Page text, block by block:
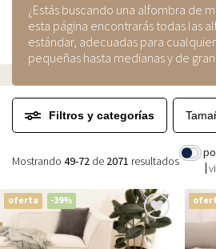
¿Estás buscando una alfombra de
esta página encontrarás todas las
estándar, adecuadas para
pequeñas hasta medianas y de
Filtros y categorías
Mostrando 49-72 de 2071 resultados
oferta -39%